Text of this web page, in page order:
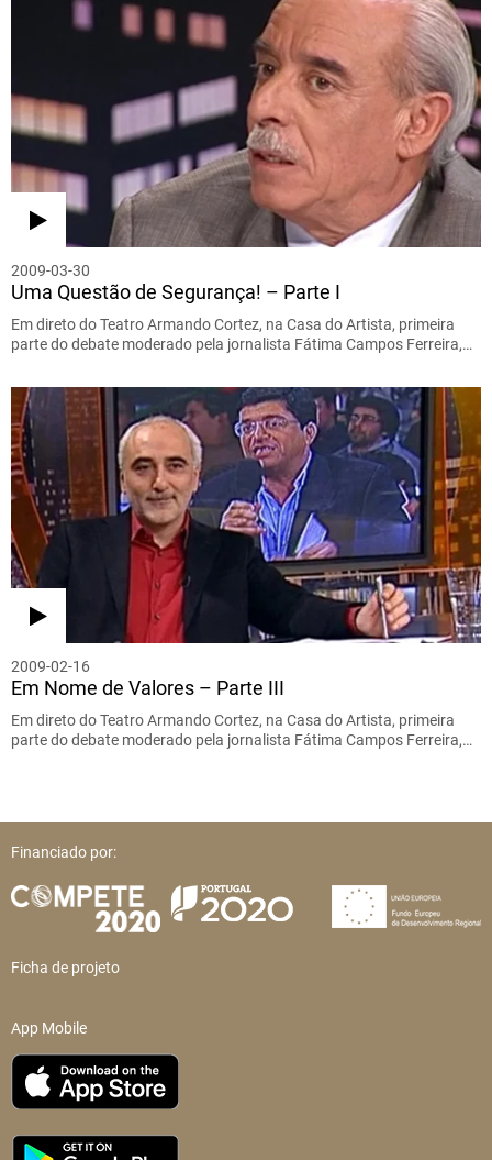
2009-03-30
Uma Questão de Segurança! – Parte I
Em direto do Teatro Armando Cortez, na Casa do Artista, primeira
parte do debate moderado pela jornalista Fátima Campos Ferreira,…
2009-02-16
Em Nome de Valores – Parte III
Em direto do Teatro Armando Cortez, na Casa do Artista, primeira
parte do debate moderado pela jornalista Fátima Campos Ferreira,…
Financiado por:
Ficha de projeto
App Mobile